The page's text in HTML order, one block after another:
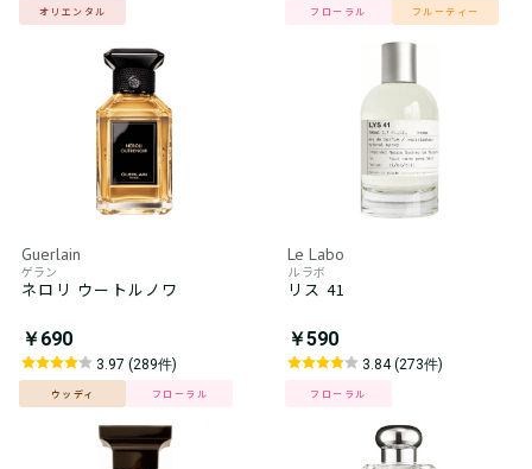
オリエンタル フローラル フルーティー
Guerlain
ゲラン
ネロリ ウートルノワ
￥690
3.97 (289件)
ウッディ フローラル
Le Labo
ル ラボ
リス 41
￥590
3.84 (273件)
フローラル